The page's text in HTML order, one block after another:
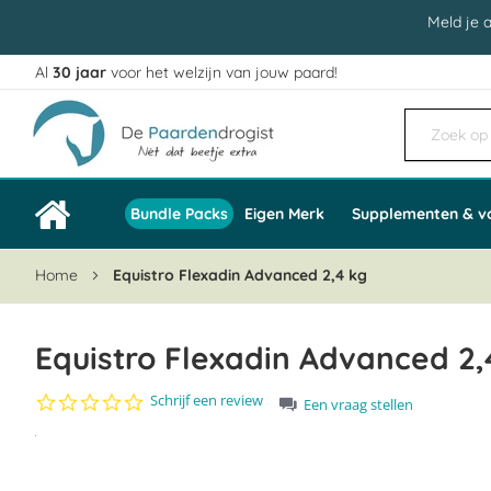
Meld je
Ga
naar
de
inhoud
Al 30 jaar voor het welzijn van jouw paard!
Bundle Packs Eigen Merk Supplementen &
Home Equistro Flexadin Advanced 2,4 kg
Equistro Flexadin Advanced
0.0
Schrijf een review
Een vraag stellen